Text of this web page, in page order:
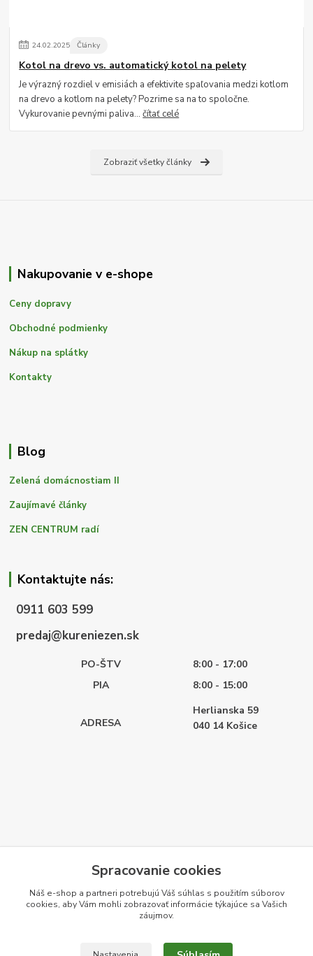
24.02.2025 Články
Kotol na drevo vs. automatický kotol na pelety
Je výrazný rozdiel v emisiách a efektivite spaľovania medzi kotlom
na drevo a kotlom na pelety? Pozrime sa na to spoločne.
Vykurovanie pevnými paliva...čítať celé
Zobraziť všetky články
Nakupovanie v e-shope
Ceny dopravy
Obchodné podmienky
Nákup na splátky
Kontakty
Blog
Zelená domácnostiam II
Zaujímavé články
ZEN CENTRUM radí
Kontaktujte nás:
0911 603 599
predaj@kureniezen.sk
PO-ŠTV
8:00 - 17:00
PIA
8:00 - 15:00
ADRESA
Herlianska 59
040 14 Košice
Spracovanie cookies
Náš e-shop a partneri potrebujú Váš súhlas s použitím súborov
cookies, aby Vám mohli zobrazovať informácie týkajúce sa Vašich
záujmov.